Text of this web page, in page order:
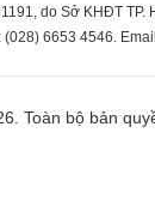
do Sở KHĐT TP.
6653 4546.
Toàn bộ bản